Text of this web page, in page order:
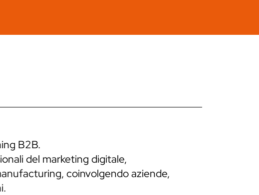
B2B.
del marketing digitale,
coinvolgendo aziende,